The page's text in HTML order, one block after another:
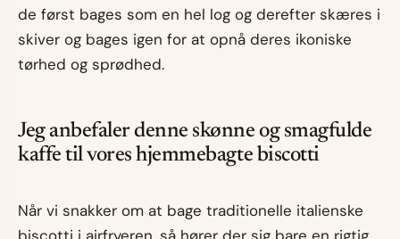
de først bages som en hel log og derefter skæres i
skiver og bages igen for at opnå deres ikoniske
tørhed og sprødhed.
Jeg anbefaler denne skønne og smagfulde
kaffe til vores hjemmebagte biscotti
Når vi snakker om at bage traditionelle italienske